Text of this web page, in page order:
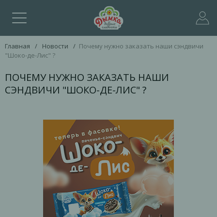
Главная / Новости / Почему нужно заказать наши сэндвичи
"Шоко-де-Лис" ?
ПОЧЕМУ НУЖНО ЗАКАЗАТЬ НАШИ
СЭНДВИЧИ "ШОКО-ДЕ-ЛИС" ?